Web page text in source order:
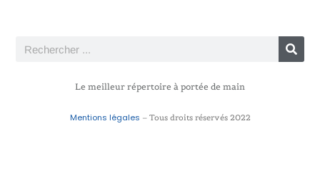
Le meilleur répertoire à portée de main
Mentions légales – Tous droits réservés 2022